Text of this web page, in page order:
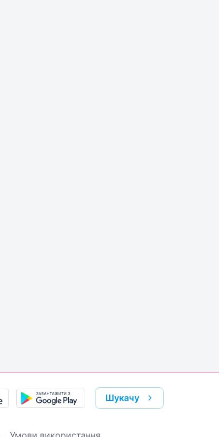
Шукачу